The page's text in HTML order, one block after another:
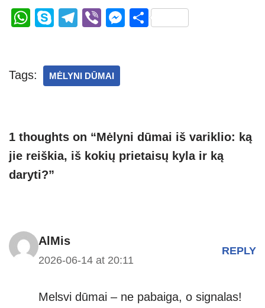
W
s
p
S
e
T
gr
a
Vi
M
er
S
Tags: MĖLYNI DŪMAI
1 thoughts on “Mėlyni dūmai iš variklio: ką
jie reiškia, iš kokių prietaisų kyla ir ką
daryti?”
AlMis
2026-06-14 at 20:11
REPLY
Melsvi dūmai – ne pabaiga, o signalas!